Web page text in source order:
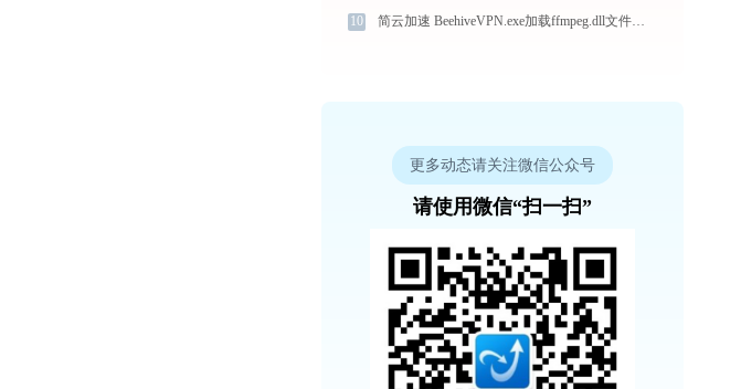
10 简云加速 BeehiveVPN.exe加载ffmpeg.dll文件丢失处理办法
更多动态请关注微信公众号
请使用微信“扫一扫”